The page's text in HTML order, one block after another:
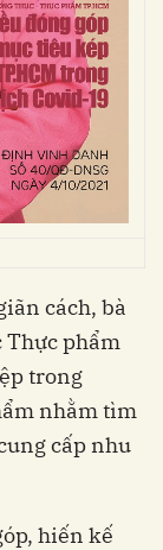
cách, bà
Thực phẩm
trong
nhằm tìm
cấp nhu
hiến kế